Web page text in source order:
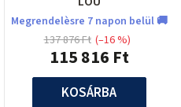
Megrendelèsre 7 napon belül 🚚
115 816 Ft
137 876 Ft (–16 %)
KOSÁRBA